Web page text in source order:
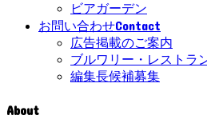
ビアガーデン
お問い合わせContact
広告掲載のご案内
ブルワリー・レストラ
編集長候補募集
About